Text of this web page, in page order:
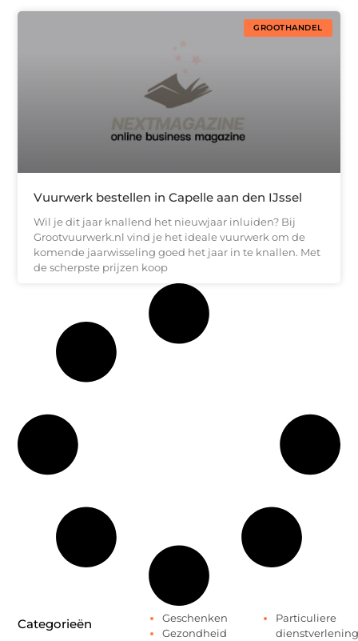
GROOTHANDEL
Vuurwerk bestellen in Capelle aan den IJssel
Wil je dit jaar knallend het nieuwjaar inluiden? Bij
Grootvuurwerk.nl vind je het ideale vuurwerk om de
komende jaarwisseling goed het jaar in te knallen. Met
de scherpste prijzen koop
Categorieën
Geschenken
Gezondheid
Particuliere
dienstverlening